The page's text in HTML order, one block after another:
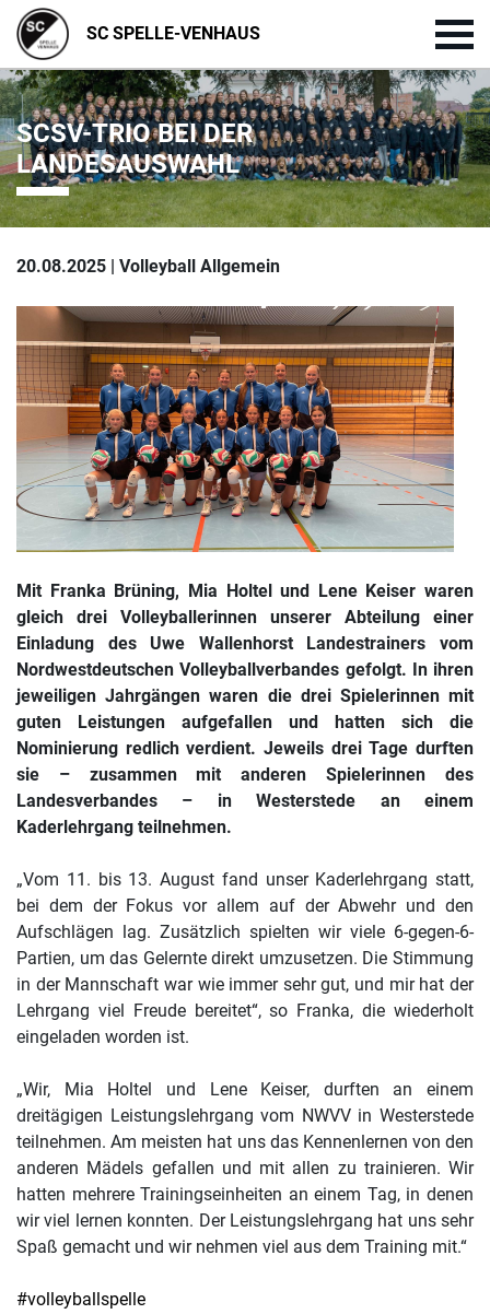
SC SPELLE-VENHAUS
SCSV-TRIO BEI DER
LANDESAUSWAHL
20.08.2025 | Volleyball Allgemein
Mit Franka Brüning, Mia Holtel und Lene Keiser waren
gleich drei Volleyballerinnen unserer Abteilung einer
Einladung des Uwe Wallenhorst Landestrainers vom
Nordwestdeutschen Volleyballverbandes gefolgt. In ihren
jeweiligen Jahrgängen waren die drei Spielerinnen mit
guten Leistungen aufgefallen und hatten sich die
Nominierung redlich verdient. Jeweils drei Tage durften
sie – zusammen mit anderen Spielerinnen des
Landesverbandes – in Westerstede an einem
Kaderlehrgang teilnehmen.
„Vom 11. bis 13. August fand unser Kaderlehrgang statt,
bei dem der Fokus vor allem auf der Abwehr und den
Aufschlägen lag. Zusätzlich spielten wir viele 6-gegen-6-
Partien, um das Gelernte direkt umzusetzen. Die Stimmung
in der Mannschaft war wie immer sehr gut, und mir hat der
Lehrgang viel Freude bereitet“, so Franka, die wiederholt
eingeladen worden ist.
„Wir, Mia Holtel und Lene Keiser, durften an einem
dreitägigen Leistungslehrgang vom NWVV in Westerstede
teilnehmen. Am meisten hat uns das Kennenlernen von den
anderen Mädels gefallen und mit allen zu trainieren. Wir
hatten mehrere Trainingseinheiten an einem Tag, in denen
wir viel lernen konnten. Der Leistungslehrgang hat uns sehr
Spaß gemacht und wir nehmen viel aus dem Training mit.“
#volleyballspelle